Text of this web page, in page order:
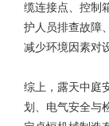
缆连接点、控制
护人员排查故障
减少环境因素对
综上，露天中庭
划、电气安全与